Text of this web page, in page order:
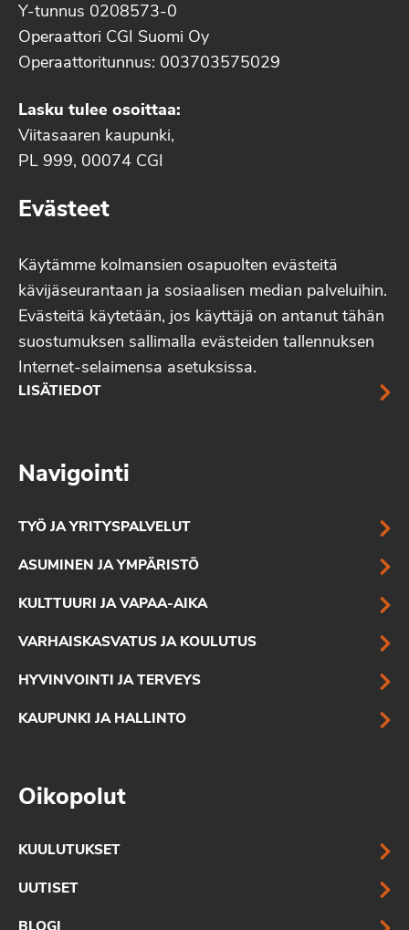
Y-tunnus 0208573-0
Operaattori CGI Suomi Oy
Operaattoritunnus: 003703575029
Lasku tulee osoittaa:
Viitasaaren kaupunki,
PL 999, 00074 CGI
Evästeet
Käytämme kolmansien osapuolten evästeitä
kävijäseurantaan ja sosiaalisen median palveluihin.
Evästeitä käytetään, jos käyttäjä on antanut tähän
suostumuksen sallimalla evästeiden tallennuksen
Internet-selaimensa asetuksissa.
LISÄTIEDOT
Navigointi
TYÖ JA YRITYSPALVELUT
ASUMINEN JA YMPÄRISTÖ
KULTTUURI JA VAPAA-AIKA
VARHAISKASVATUS JA KOULUTUS
HYVINVOINTI JA TERVEYS
KAUPUNKI JA HALLINTO
Oikopolut
KUULUTUKSET
UUTISET